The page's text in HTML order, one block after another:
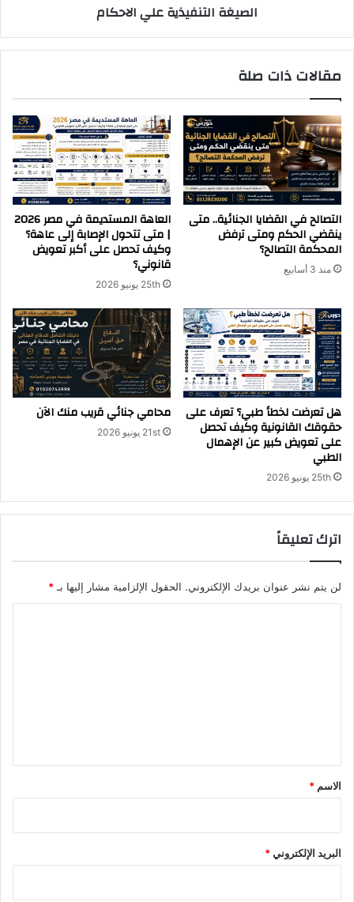
الصيغة التنفيذية علي الاحكام
مقالات ذات صلة
التصالح في القضايا الجنائية.. متى
ينقضي الحكم ومتى ترفض
المحكمة التصالح؟
منذ 3 أسابيع
العاهة المستديمة في مصر 2026
| متى تتحول الإصابة إلى عاهة؟
وكيف تحصل على أكبر تعويض
قانوني؟
25th يونيو 2026
هل تعرضت لخطأ طبي؟ تعرف على
حقوقك القانونية وكيف تحصل
على تعويض كبير عن الإهمال
الطبي
25th يونيو 2026
محامي جنائي قريب منك الآن
21st يونيو 2026
اترك تعليقاً
لن يتم نشر عنوان بريدك الإلكتروني. الحقول الإلزامية مشار إليها بـ *
*
الاسم *
البريد الإلكتروني*